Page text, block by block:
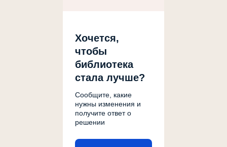
Хочется,
чтобы
библиотека
стала лучше?
Сообщите, какие
нужны изменения и
получите ответ о
решении